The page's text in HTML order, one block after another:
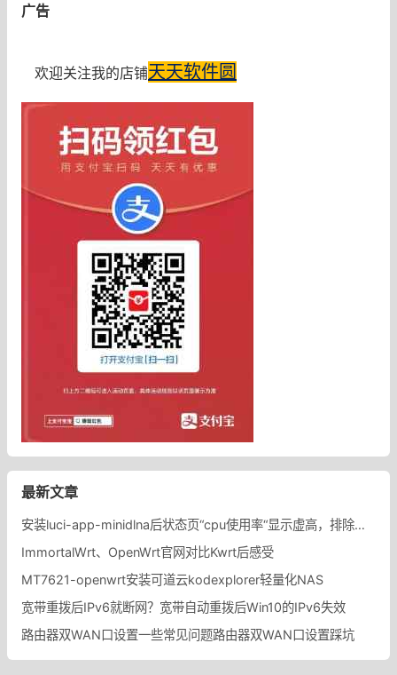
广告
欢迎关注我的店铺天天软件圆
最新文章
安装luci-app-minidlna后状态页“cpu使用率“显示虚高，排除过程记录。
ImmortalWrt、OpenWrt官网对比Kwrt后感受
MT7621-openwrt安装可道云kodexplorer轻量化NAS
宽带重拨后IPv6就断网？宽带自动重拨后Win10的IPv6失效
路由器双WAN口设置一些常见问题路由器双WAN口设置踩坑